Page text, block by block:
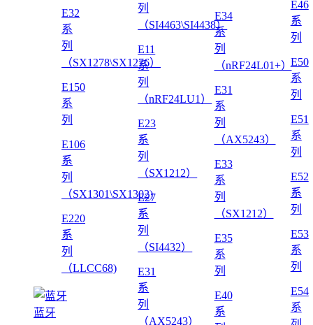
E32
系
列
（SX1278\SX1276）
E150
系
列
E106
系
列
（SX1301\SX1302)
E220
系
列
（LLCC68)
蓝牙
列
（SI4463\SI4438）
E11
系
列
（nRF24LU1）
E23
系
列
（SX1212）
E27
系
列
（SI4432）
E31
系
列
（AX5243）
E34
系
列
（nRF24L01+）
E31
系
列
（AX5243）
E33
系
列
（SX1212）
E35
系
列
E40
系
E46
系
列
E50
系
列
E51
系
列
E52
系
列
E53
系
列
E54
系